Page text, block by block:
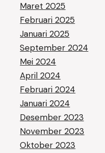
Maret 2025
Februari 2025
Januari 2025
September 2024
Mei 2024
April 2024
Februari 2024
Januari 2024
Desember 2023
November 2023
Oktober 2023